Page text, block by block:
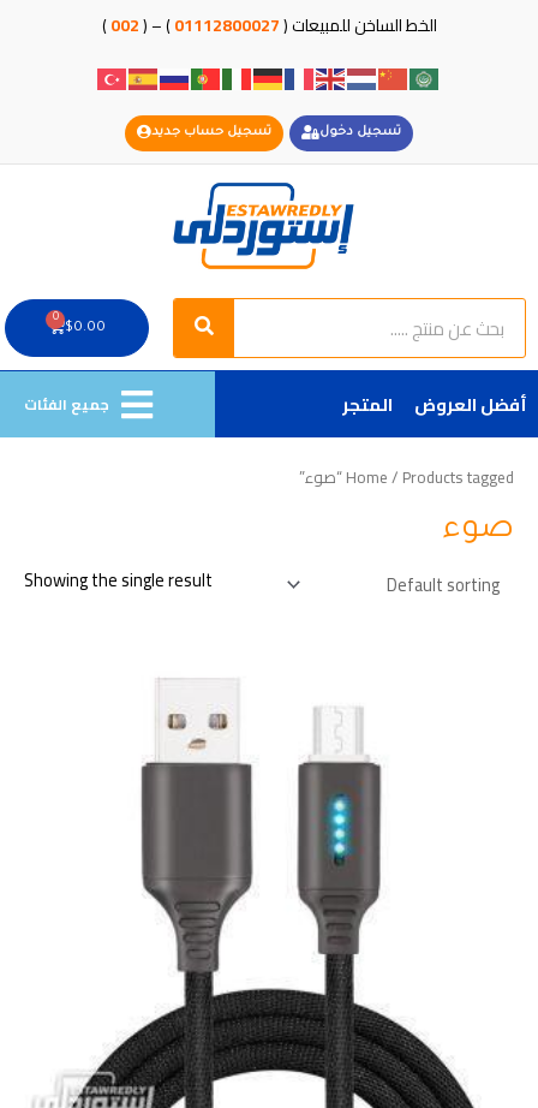
الخط الساخن للمبيعات (01112800027
) – (
002
)
تسجيل دخول تسجيل حساب جديد
Search
Search
$0.00
0
Cart
أفضل العروض المتجر جميع الفئات
Home/ Products tagged “صوء”
صوء
Showing the single result